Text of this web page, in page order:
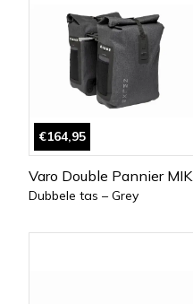
€164,95
Varo Double Pannier MIK
Dubbele tas – Grey